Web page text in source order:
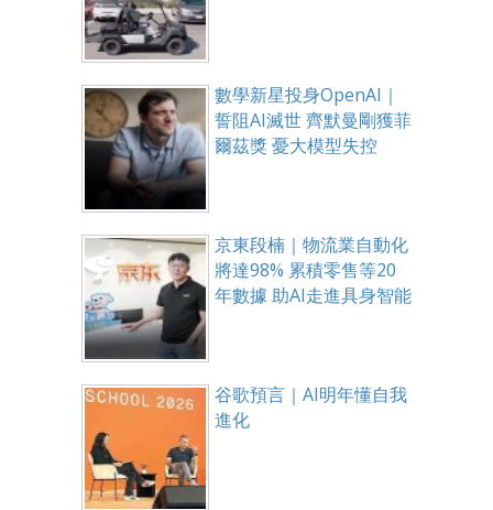
數學新星投身OpenAI｜
誓阻AI滅世 齊默曼剛獲菲
爾茲獎 憂大模型失控
京東段楠｜物流業自動化
將達98% 累積零售等20
年數據 助AI走進具身智能
谷歌預言｜AI明年懂自我
進化